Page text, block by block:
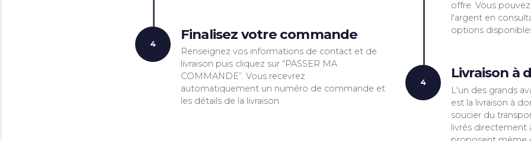
informations relatives à l'article . Ensuite cliquez
sur « ACHETER » pour l'ajouter à votre panier.
3
Connectez-vous à votre